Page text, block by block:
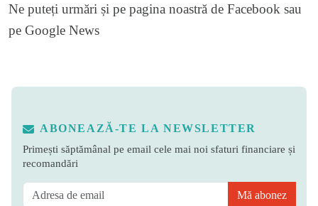
Ne puteți urmări și pe pagina noastră de Facebook sau
pe Google News
ABONEAZĂ-TE LA NEWSLETTER
Primești săptămânal pe email cele mai noi sfaturi financiare și
recomandări
Mă abonez